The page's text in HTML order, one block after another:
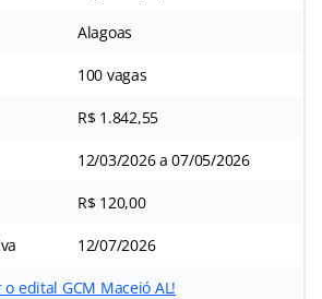
Alagoas
100 vagas
R$ 1.842,55
12/03/2026 a 07/05/2026
R$ 120,00
12/07/2026
edital GCM Maceió AL!